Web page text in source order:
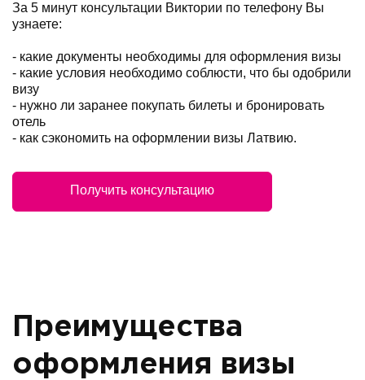
За 5 минут консультации Виктории по телефону Вы
узнаете:
- какие документы необходимы для оформления визы
- какие условия необходимо соблюсти, что бы одобрили
визу
- нужно ли заранее покупать билеты и бронировать
отель
- как сэкономить на оформлении визы Латвию.
Получить консультацию
Преимущества
оформления визы